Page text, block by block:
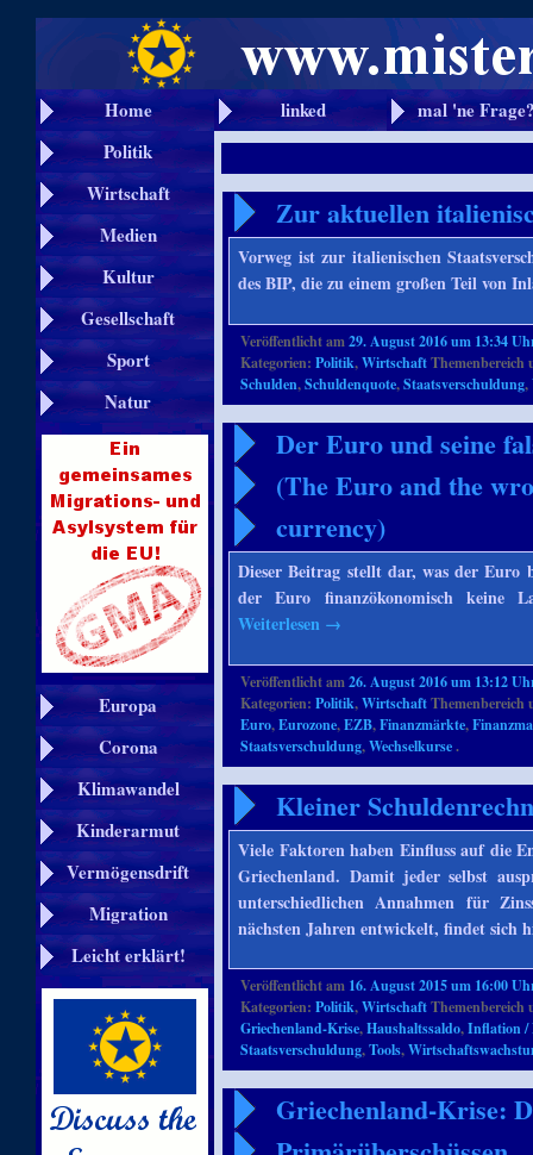
Home linked
mal 'ne
Politik
Wirtschaft
Medien
Kultur
Gesellschaft
Sport
Natur
Europa
Corona
Klimawandel
Kinderarmut
Vermögensdrift
Migration
Leicht erklärt!
Zur aktuellen
Vorweg ist zur italienischen
des BIP, die zu einem großen Teil von
Veröffentlicht am29. August 2016 um 13:34
Kategorien:Politik,Wirtschaft
Schulden,Schuldenquote,Staatsverschuldung,
Der Euro und seine
(The Euro and the
currency)
Dieser Beitrag stellt dar, was der Euro
der Euro finanzökonomisch keine
Weiterlesen →
Veröffentlicht am26. August 2016 um 13:12
Kategorien:Politik,Wirtschaft
Euro,Eurozone,EZB,Finanzmärkte,
Staatsverschuldung,Wechselkurse.
Kleiner
Viele Faktoren haben Einfluss auf die
Griechenland. Damit jeder selbst
unterschiedlichen Annahmen für
nächsten Jahren entwickelt, findet sich
Veröffentlicht am 16. August 2015 um 16:00
Kategorien:Politik,Wirtschaft
Griechenland-Krise,Haushaltssaldo,Inflation /
Staatsverschuldung,Tools,
Griechenland-Krise: